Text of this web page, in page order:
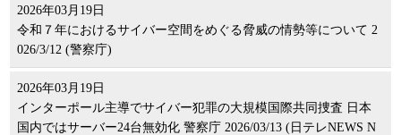
2026年03月19日
令和７年におけるサイバー空間をめぐる脅威の情勢等について 2
026/3/12 (警察庁)
2026年03月19日
インターポール主導でサイバー犯罪の大規模国際共同捜査 日本
国内ではサーバー24台無効化 警察庁 2026/03/13 (日テレNEWS N